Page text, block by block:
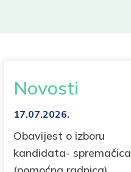
Novosti
17.07.2026.
Obavijest o izboru
kandidata- spremačica